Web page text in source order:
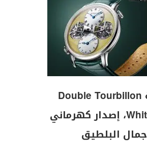
ساعة Double Tourbillon
White Gold، إصدار كهرماني
جمال البلطيق